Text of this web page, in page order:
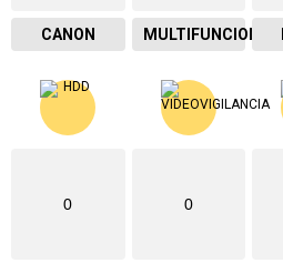
CANON MULTIFUNCIONAL
0 0